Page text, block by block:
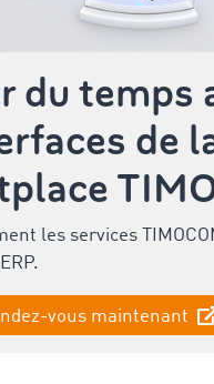
du temps
de
les services
vous maintenant